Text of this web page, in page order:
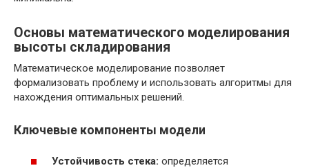
Основы математического моделирования
высоты складирования
Математическое моделирование позволяет
формализовать проблему и использовать алгоритмы для
нахождения оптимальных решений.
Ключевые компоненты модели
Устойчивость стека: определяется